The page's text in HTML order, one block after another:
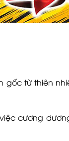
gốc từ thiên
cương